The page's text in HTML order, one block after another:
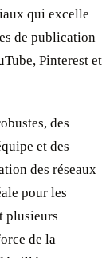
qui excelle
de publication
Pinterest et
des
et des
des réseaux
pour les
plusieurs
de la